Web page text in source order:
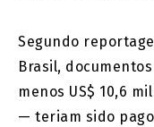
Segundo
Brasil,
menos US$ 10,6
— teriam sido